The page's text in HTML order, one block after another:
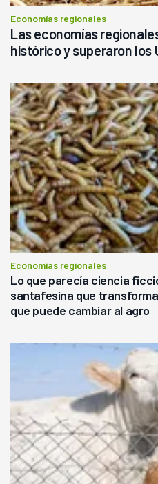
Economías regionales
Las economías
histórico y superaron los
Economías regionales
Lo que parecía ciencia
santafesina que
que puede cambiar al agro